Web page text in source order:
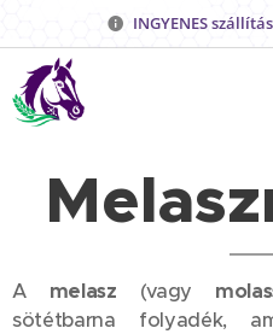
INGYENES
A melasz (vagy
sötétbarna folyadék,